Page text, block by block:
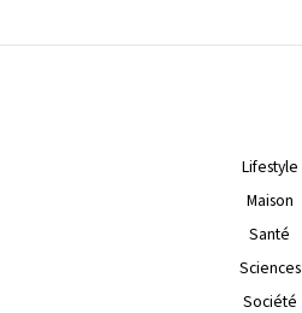
Lifestyle
Maison
Santé
Sciences
Société